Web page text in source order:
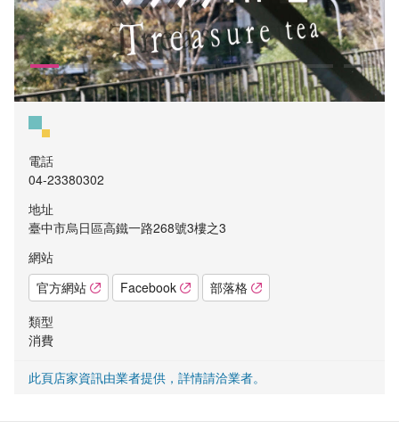
電話
04-23380302
地址
臺中市烏日區高鐵一路268號3樓之3
網站
官方網站
Facebook
部落格
類型
消費
此頁店家資訊由業者提供，詳情請洽業者。